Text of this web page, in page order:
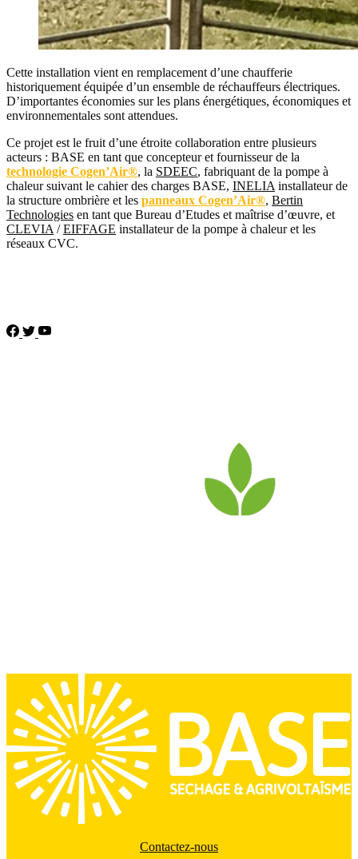
Cette installation vient en remplacement d’une chaufferie
historiquement équipée d’un ensemble de réchauffeurs électriques.
D’importantes économies sur les plans énergétiques, économiques et
environnementales sont attendues.
Ce projet est le fruit d’une étroite collaboration entre plusieurs
acteurs : BASE en tant que concepteur et fournisseur de la
technologie Cogen’Air®, la SDEEC, fabriquant de la pompe à
chaleur suivant le cahier des charges BASE, INELIA installateur de
la structure ombrière et les panneaux Cogen’Air®, Bertin
Technologies en tant que Bureau d’Etudes et maîtrise d’œuvre, et
CLEVIA /EIFFAGE installateur de la pompe à chaleur et les
réseaux CVC.
Contactez-nous